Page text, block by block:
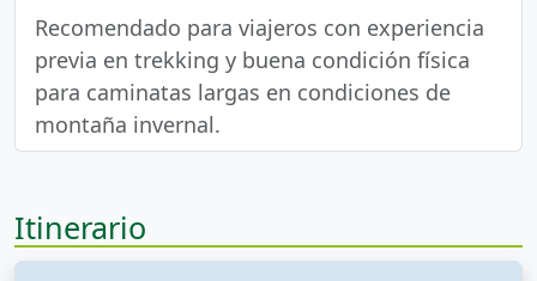
Recomendado para viajeros con experiencia
previa en trekking y buena condición física
para caminatas largas en condiciones de
montaña invernal.
Itinerario